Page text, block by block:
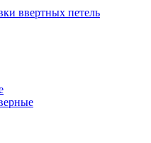
ввертных петель